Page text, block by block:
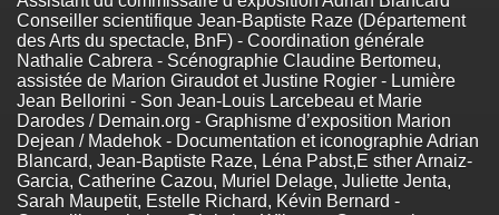
Conseiller scientifique Jean-Baptiste Raze (Département
des Arts du spectacle, BnF) - Coordination générale
Nathalie Cabrera - Scénographie Claudine Bertomeu,
assistée de Marion Giraudot et Justine Rogier - Lumière
Jean Bellorini - Son Jean-Louis Larcebeau et Marie
Darodes / Demain.org - Graphisme d’exposition Marion
Dejean / Madehok - Documentation et iconographie Adrian
Blancard, Jean-Baptiste Raze, Léna Pabst,E sther Arnaiz-
Garcia, Catherine Cazou, Muriel Delage, Juliette Jenta,
Sarah Maupetit, Estelle Richard, Kévin Bernard -